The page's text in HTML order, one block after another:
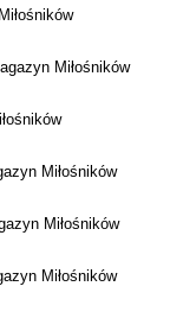
Miłośników
Miłośników
Miłośników
Miłośników